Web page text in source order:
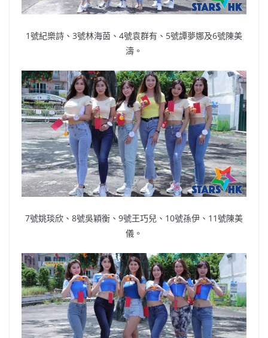
1號紀樂詩、3號林海茵、4號袁群有、5號譚夢娜及6號陳美
濤。
7號姚琰欣、8號吳穎衡、9號王巧兒、10號孫伊、11號陳美
儀。